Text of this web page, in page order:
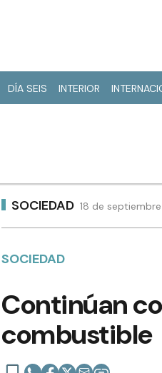
DÍA SEIS INTERIOR
SOCIEDAD 18 de
SOCIEDAD
Continúan
combustible